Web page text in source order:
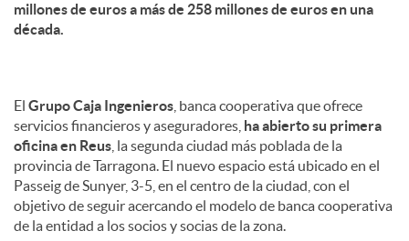
millones de euros a más de 258 millones de euros en una
década.
El Grupo Caja Ingenieros , banca cooperativa que ofrece
servicios financieros y aseguradores, ha abierto su primera
oficina en Reus , la segunda ciudad más poblada de la
provincia de Tarragona. El nuevo espacio está ubicado en el
Passeig de Sunyer, 3-5, en el centro de la ciudad, con el
objetivo de seguir acercando el modelo de banca cooperativa
de la entidad a los socios y socias de la zona.